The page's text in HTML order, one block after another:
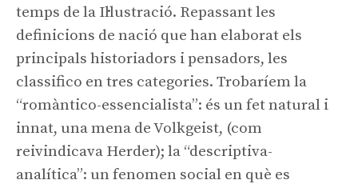
temps de la Il·lustració. Repassant les
definicions de nació que han elaborat els
principals historiadors i pensadors, les
classifico en tres categories. Trobaríem la
“romàntico-essencialista”: és un fet natural i
innat, una mena deVolkgeist, (com
reivindicava Herder); la “descriptiva-
analítica”: un fenomen social en què es